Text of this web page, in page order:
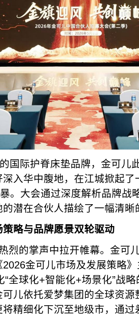
国际护脊床垫品牌，金可儿
入华中腹地，在江城掀起了
。大会通过深度解析品牌战
潜在合伙人描绘了一幅清
略与品牌愿景双轮驱动
烈的掌声中拉开帷幕。金可
金可儿市场及发展策略
“全球化+智能化+场景化”战
儿依托爱梦集团的全球资
精细化下沉至地级市，通